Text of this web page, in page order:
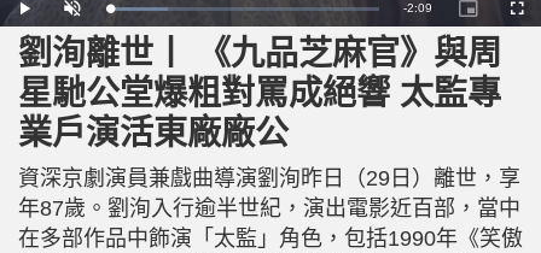
P
l
a
y
U
n
m
u
t
e
L
o
a
d
e
d
:
2
1
.
9
9
R
e
m
n
-2:09
P
i
c
t
u
r
e
-
c
t
F
u
劉洵離世丨 《九品芝麻官》與周
星馳公堂爆粗對罵成絕響 太監專
業戶演活東廠廠公
資深京劇演員兼戲曲導演劉洵昨日（29日）離世，享
年87歲。劉洵入行逾半世紀，演出電影近百部，當中
在多部作品中飾演「太監」角色，包括1990年《笑傲